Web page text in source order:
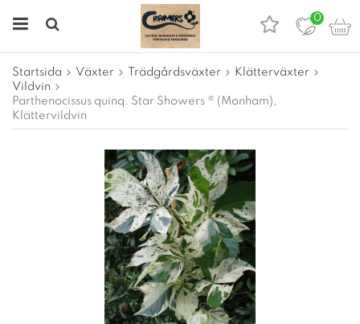
0
Startsida Växter Trädgårdsväxter
Klätterväxter
Vildvin
Parthenocissus quinq. Star Showers ® (Monham),
Klättervildvin